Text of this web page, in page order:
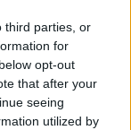
third parties, or
for
opt-out
that after your
seeing
utilized by
gli studenti
Geografia